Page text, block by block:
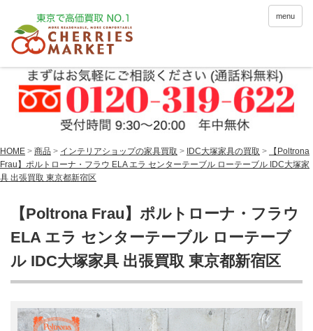
menu
HOME > 商品 > インテリアショップの家具買取 > IDC大塚家具の買取 >
【Poltrona
Frau】ポルトローナ・フラウ ELA エラ センターテーブル ローテーブル IDC大塚家
具 出張買取 東京都新宿区
【Poltrona Frau】ポルトローナ・フラウ
ELA エラ センターテーブル ローテーブ
ル IDC大塚家具 出張買取 東京都新宿区